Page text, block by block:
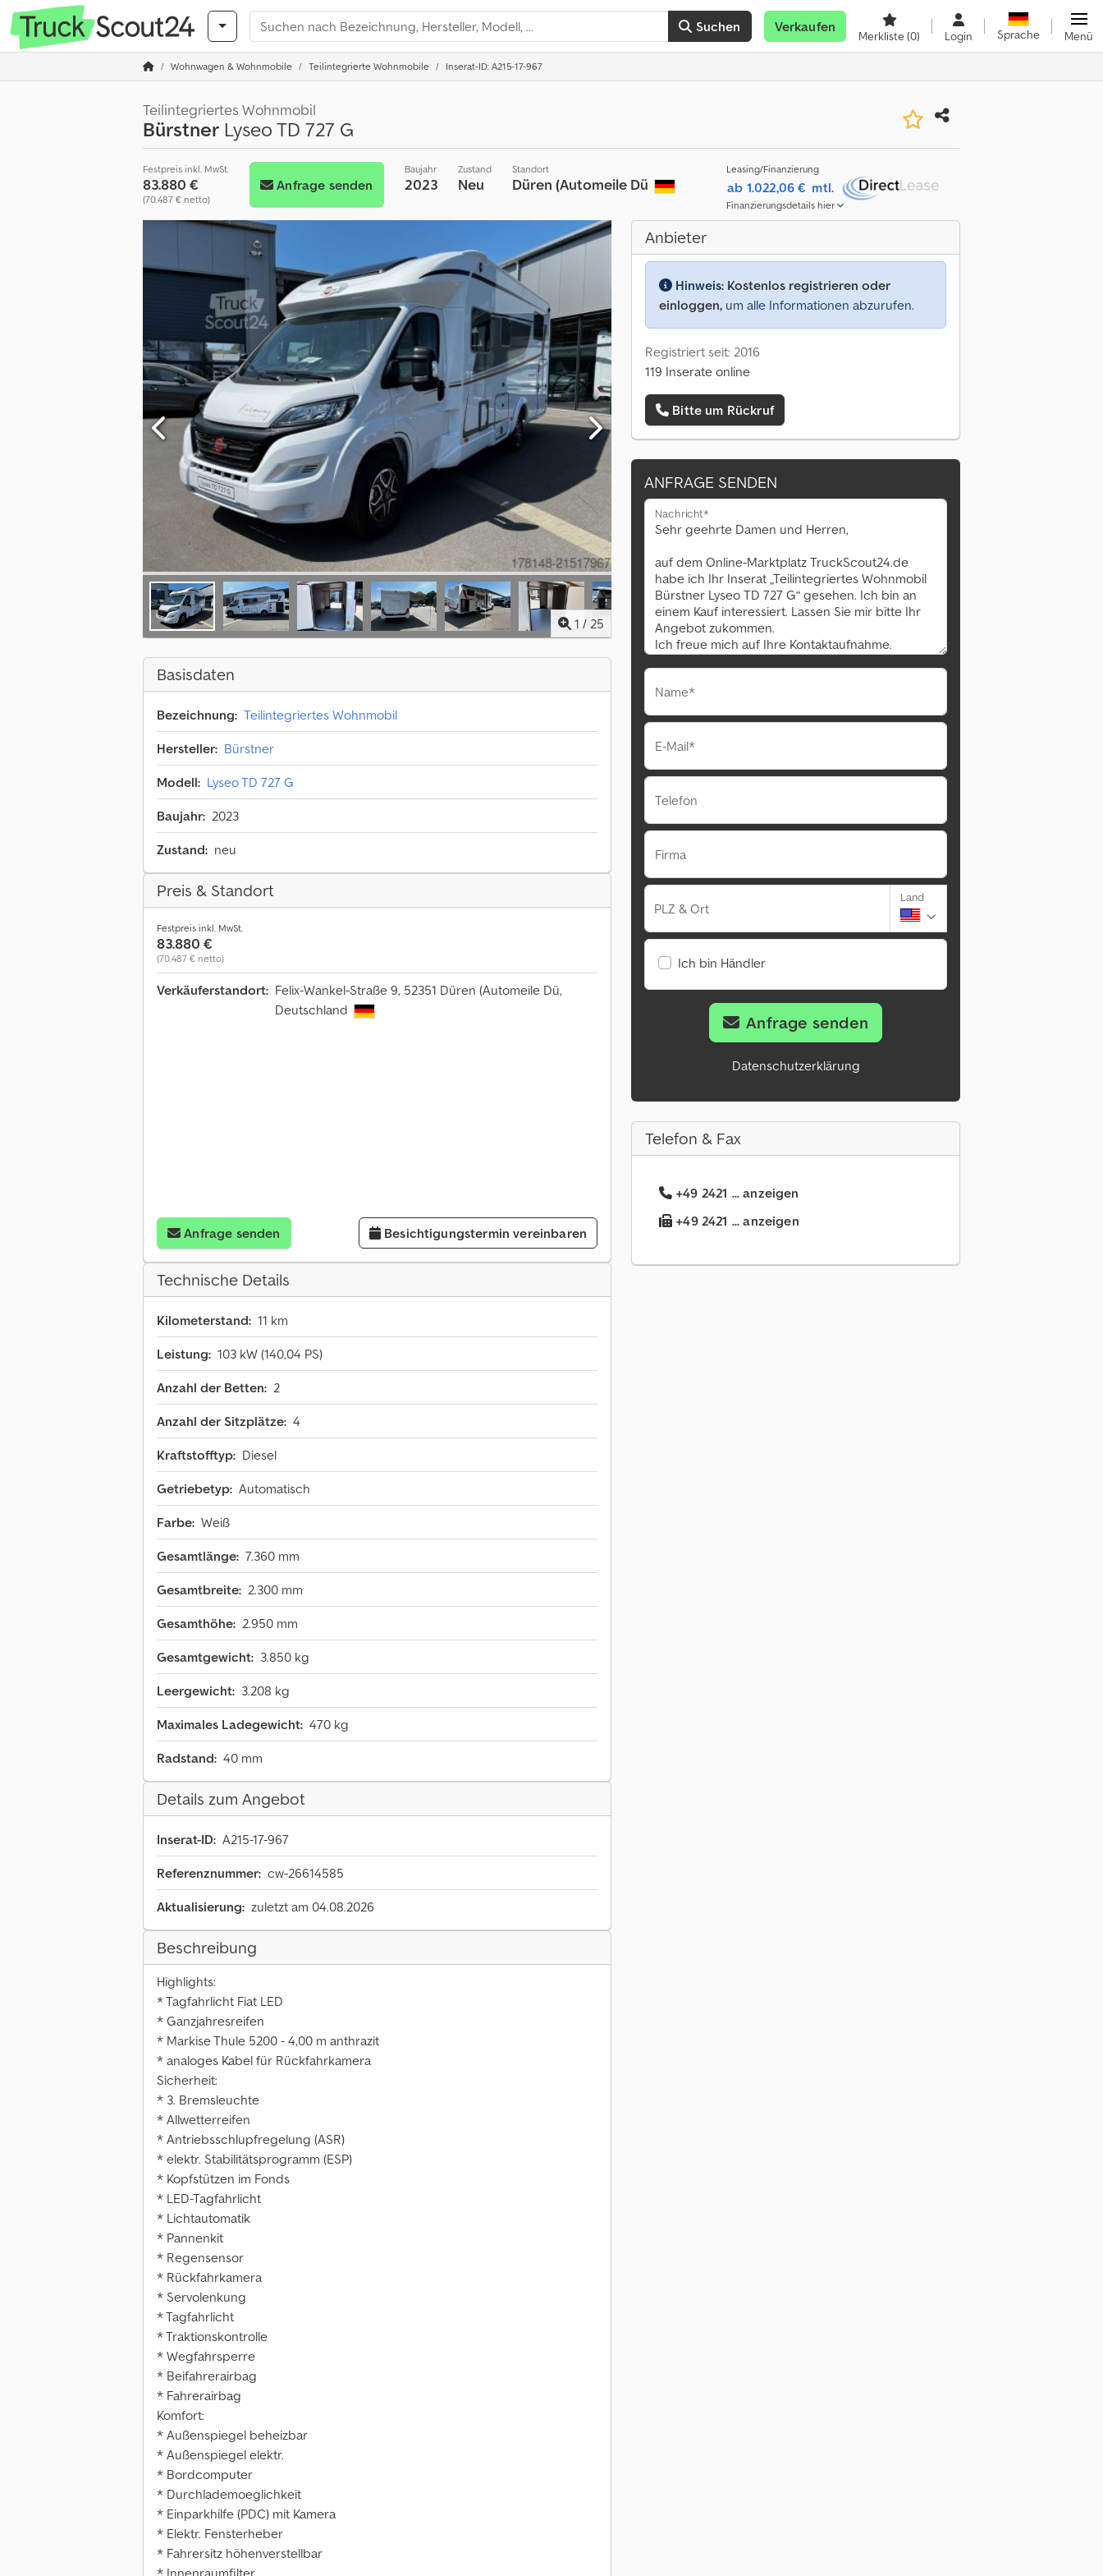
Suchen Verkaufen
Merkliste(0) Login Sprache Menü
Wohnwagen & Wohnmobile Teilintegrierte Wohnmobile Inserat-ID: A215-17-967
Teilintegriertes Wohnmobil
Bürstner Lyseo TD 727 G
Festpreis inkl. MwSt.
83.880 €
(70.487 € netto)
Anfrage senden
Baujahr
2023
Zustand
Neu
Standort
Düren (Automeile Dü
Leasing/Finanzierung
ab 1.022,06 € mtl.
Finanzierungsdetails hier
1 / 25
Basisdaten
Bezeichnung: Teilintegriertes Wohnmobil
Hersteller: Bürstner
Modell: Lyseo TD 727 G
Baujahr: 2023
Zustand: neu
Preis & Standort
Festpreis inkl. MwSt.
83.880 €
(70.487 € netto)
Verkäuferstandort: Felix-Wankel-Straße 9, 52351 Düren (Automeile Dü,
Deutschland
Anfrage senden Besichtigungstermin vereinbaren
Technische Details
Kilometerstand: 11 km
Leistung: 103 kW (140,04 PS)
Anzahl der Betten: 2
Anzahl der Sitzplätze: 4
Kraftstofftyp: Diesel
Getriebetyp: Automatisch
Farbe: Weiß
Gesamtlänge: 7.360 mm
Gesamtbreite: 2.300 mm
Gesamthöhe: 2.950 mm
Gesamtgewicht: 3.850 kg
Leergewicht: 3.208 kg
Maximales Ladegewicht: 470 kg
Radstand: 40 mm
Details zum Angebot
Inserat-ID: A215-17-967
Referenznummer: cw-26614585
Aktualisierung: zuletzt am 04.08.2026
Beschreibung
Highlights:
* Tagfahrlicht Fiat LED
* Ganzjahresreifen
* Markise Thule 5200 - 4,00 m anthrazit
* analoges Kabel für Rückfahrkamera
Sicherheit:
* 3. Bremsleuchte
* Allwetterreifen
* Antriebsschlupfregelung (ASR)
* elektr. Stabilitätsprogramm (ESP)
* Kopfstützen im Fonds
* LED-Tagfahrlicht
* Lichtautomatik
* Pannenkit
* Regensensor
* Rückfahrkamera
* Servolenkung
* Tagfahrlicht
* Traktionskontrolle
* Wegfahrsperre
* Beifahrerairbag
* Fahrerairbag
Komfort:
* Außenspiegel beheizbar
* Außenspiegel elektr.
* Bordcomputer
* Durchlademoeglichkeit
* Einparkhilfe (PDC) mit Kamera
* Elektr. Fensterheber
* Fahrersitz höhenverstellbar
Anbieter
Hinweis: Kostenlos registrieren oder
einloggen, um alle Informationen abzurufen.
Registriert seit: 2016
119 Inserate online
Bitte um Rückruf
ANFRAGE SENDEN
Nachricht*
Name*
E-Mail*
Telefon
Firma
PLZ & Ort
Land
Ich bin Händler
Anfrage senden
Datenschutzerklärung
Telefon & Fax
+49 2421 ... anzeigen
+49 2421 ... anzeigen